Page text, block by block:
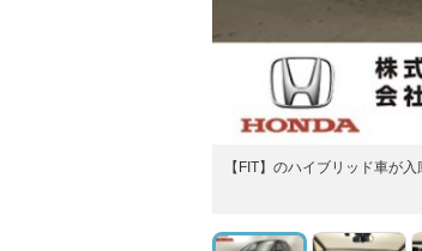
【FIT】のハイブリッド車が